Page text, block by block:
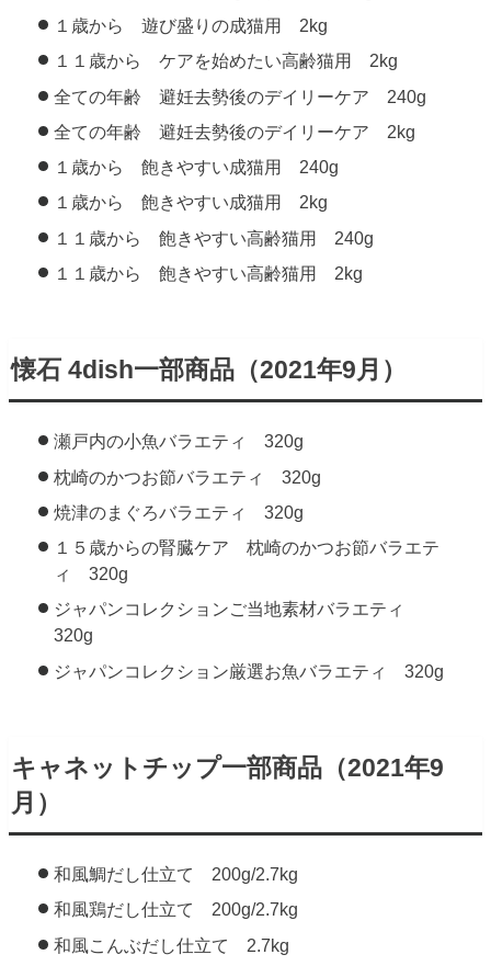
１歳から 遊び盛りの成猫用 2kg
１１歳から ケアを始めたい高齢猫用 2kg
全ての年齢 避妊去勢後のデイリーケア 240g
全ての年齢 避妊去勢後のデイリーケア 2kg
１歳から 飽きやすい成猫用 240g
１歳から 飽きやすい成猫用 2kg
１１歳から 飽きやすい高齢猫用 240g
１１歳から 飽きやすい高齢猫用 2kg
懐石 4dish一部商品（2021年9月）
瀬戸内の小魚バラエティ 320g
枕崎のかつお節バラエティ 320g
焼津のまぐろバラエティ 320g
１５歳からの腎臓ケア 枕崎のかつお節バラエテ
ィ 320g
ジャパンコレクションご当地素材バラエティ
320g
ジャパンコレクション厳選お魚バラエティ 320g
キャネットチップ一部商品（2021年9
月）
和風鯛だし仕立て 200g/2.7kg
和風鶏だし仕立て 200g/2.7kg
和風こんぶだし仕立て 2.7kg